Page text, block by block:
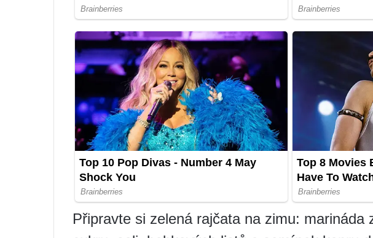
Připravte si zelená rajčata na zimu: marináda